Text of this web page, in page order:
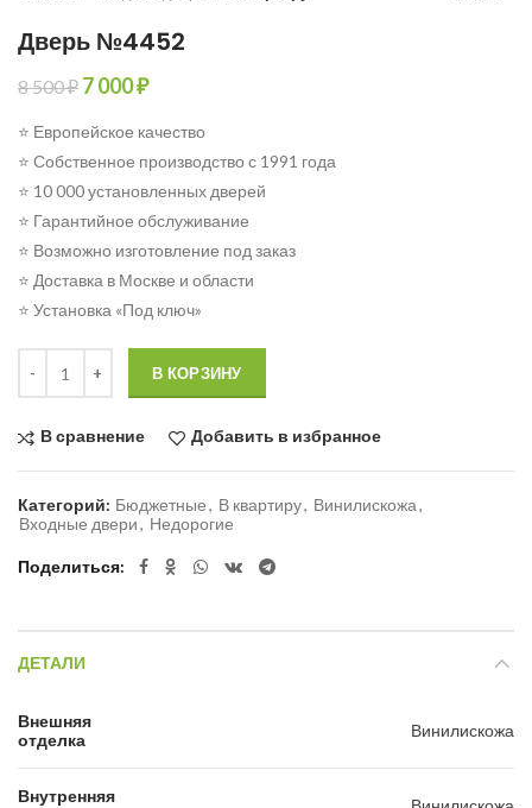
Дверь №4452
8 500₽ Первоначальная
составляла
8
500 ₽.
7 000₽Текущая
7
000 ₽.
⭐ Европейское качество
⭐ Собственное производство с 1991 года
⭐ 10 000 установленных дверей
⭐ Гарантийное обслуживание
⭐ Возможно изготовление под заказ
⭐ Доставка в Москве и области
⭐ Установка «Под ключ»
В КОРЗИНУ
В сравнение Добавить в избранное
Категорий: Бюджетные, В квартиру, Винилискожа,
Входные двери, Недорогие
Поделиться
ДЕТАЛИ
Внешняя
отделка
Винилискожа
Внутренняя